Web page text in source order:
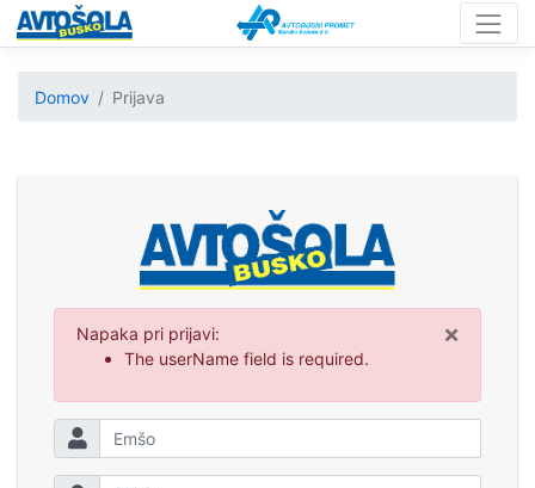
Domov Prijava
×
Napaka pri prijavi:
The userName field is required.